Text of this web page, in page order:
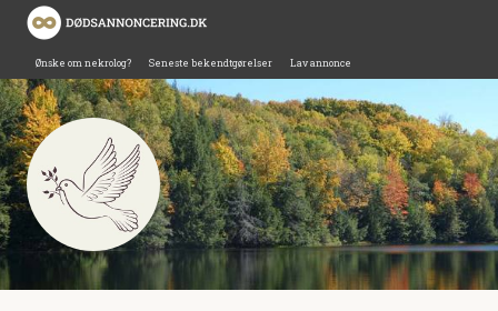
Ønske om nekrolog? Seneste bekendtgørelser Lav annonce